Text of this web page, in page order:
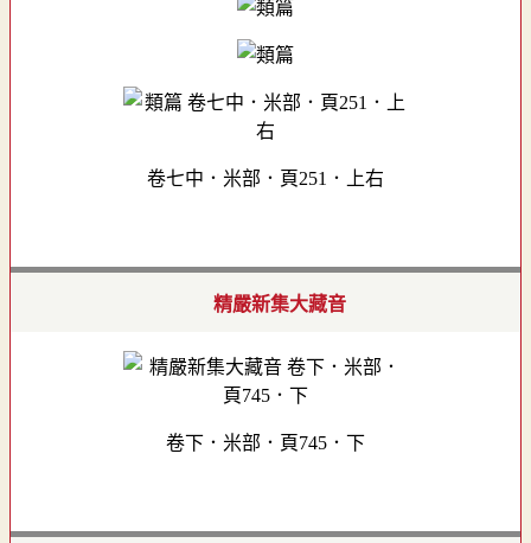
卷七中．米部．頁251．上右
精嚴新集大藏音
卷下．米部．頁745．下